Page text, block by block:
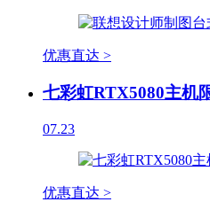
优惠直达 >
七彩虹RTX5080主机
07.23
优惠直达 >